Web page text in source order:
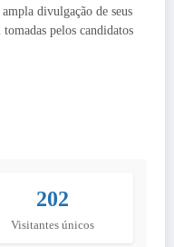
divulgação de seus
pelos candidatos
202
Visitantes únicos